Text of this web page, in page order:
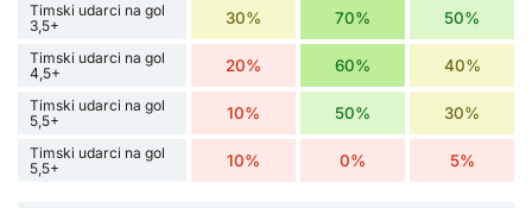
Timski udarci na gol
3,5+
30% 70% 50%
Timski udarci na gol
4,5+
20% 60% 40%
Timski udarci na gol
5,5+
10% 50% 30%
Timski udarci na gol
5,5+
10% 0% 5%